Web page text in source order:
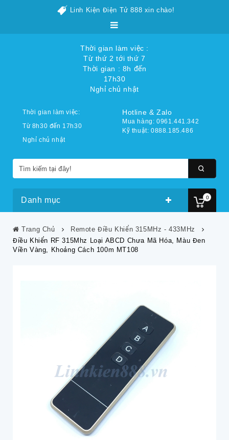
Linh Kiện Điện Tử 888 xin chào!
Thời gian làm việc :
Từ thứ 2 tới thứ 7
Thời gian : 8h đến
17h30
Nghỉ chủ nhật
0
Thời gian làm việc:
Từ 8h30 đến 17h30
Nghỉ chủ nhật
Hotline & Zalo
Mua hàng: 0961.441.342
Kỹ thuật: 0888.185.486
Danh mục
Trang Chủ
Remote Điều Khiển 315MHz - 433MHz
Điều Khiển RF 315Mhz Loại ABCD Chưa Mã Hóa, Màu Đen
Viền Vàng, Khoảng Cách 100m MT108